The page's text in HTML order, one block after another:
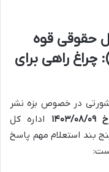
حقوقی قوه
(شماره ۷/۱۴۰۲/۱۰۹۲): چراغ راهی برای
در خصوص بزه نشر
اداره کل
بند استعلام مهم پاسخ